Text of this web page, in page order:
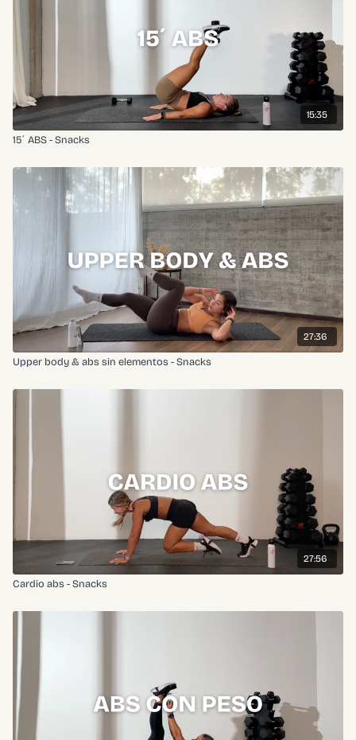
15:35
15´ ABS - Snacks
27:36
Upper body & abs sin elementos - Snacks
27:56
Cardio abs - Snacks